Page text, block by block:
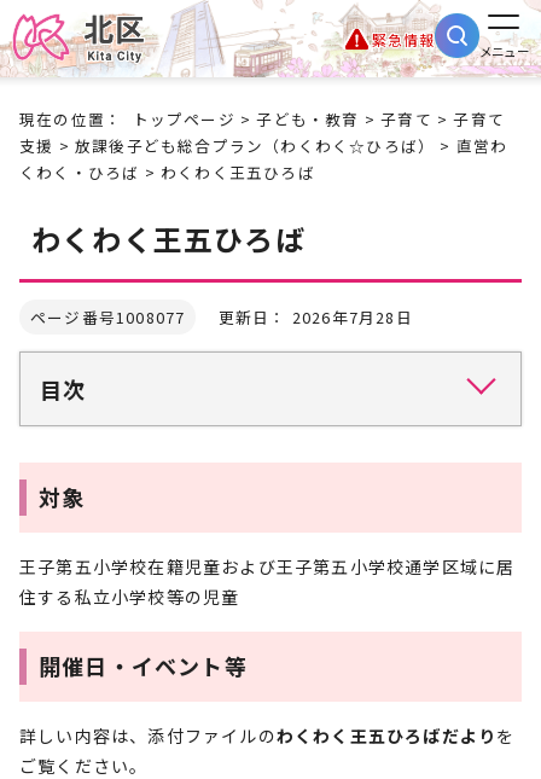
緊急情報
メニュー
現在の位置： トップページ >子ども・教育 >子育て >子育て
支援 >放課後子ども総合プラン（わくわく☆ひろば） > 直営わ
くわく・ひろば > わくわく王五ひろば
わくわく王五ひろば
ページ番号1008077 更新日： 2026年7月28日
目次
対象
王子第五小学校在籍児童および王子第五小学校通学区域に居
住する私立小学校等の児童
開催日・イベント等
詳しい内容は、添付ファイルのわくわく王五ひろばだより を
ご覧ください。